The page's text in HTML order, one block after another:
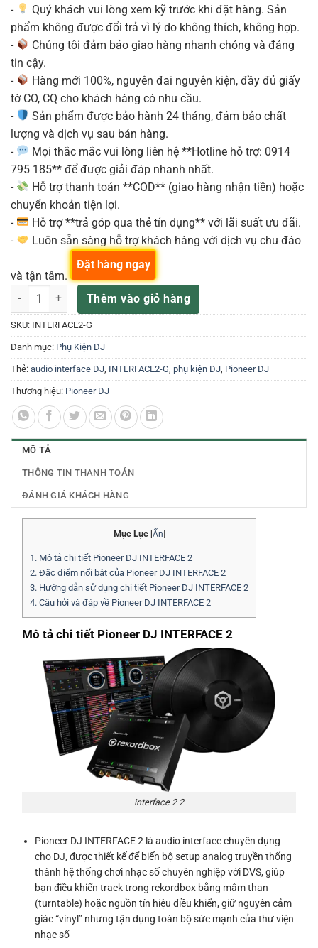
-
Quý khách vui lòng xem kỹ trước khi đặt hàng. Sản
phẩm không được đổi trả vì lý do không thích, không hợp.
-
Chúng tôi đảm bảo giao hàng nhanh chóng và đáng
tin cậy.
-
Hàng mới 100%, nguyên đai nguyên kiện, đầy đủ giấy
tờ CO, CQ cho khách hàng có nhu cầu.
-
Sản phẩm được bảo hành 24 tháng, đảm bảo chất
lượng và dịch vụ sau bán hàng.
-
Mọi thắc mắc vui lòng liên hệ **Hotline hỗ trợ: 0914
795 185** để được giải đáp nhanh nhất.
-
Hỗ trợ thanh toán **COD** (giao hàng nhận tiền) hoặc
chuyển khoản tiện lợi.
-
Hỗ trợ **trả góp qua thẻ tín dụng** với lãi suất ưu đãi.
-
Luôn sẵn sàng hỗ trợ khách hàng với dịch vụ chu đáo
và tận tâm.
INTERFACE 2 số lượngThêm vào giỏ hàng
Đặt hàng ngay
SKU: INTERFACE2-G
Danh mục: Phụ Kiện DJ
Thẻ: audio interface DJ INTERFACE2-G phụ kiện DJ Pioneer DJ
Thương hiệu: Pioneer DJ
MÔ TẢ
THÔNG TIN THANH TOÁN
ĐÁNH GIÁ KHÁCH HÀNG
Mục Lục [Ẩn]
1. Mô tả chi tiết Pioneer DJ INTERFACE 2
2. Đặc điểm nổi bật của Pioneer DJ INTERFACE 2
3. Hướng dẫn sử dụng chi tiết Pioneer DJ INTERFACE 2
4. Câu hỏi và đáp về Pioneer DJ INTERFACE 2
Mô tả chi tiết Pioneer DJ INTERFACE 2
interface 2 2
Pioneer DJ INTERFACE 2 là audio interface chuyên dụng
cho DJ, được thiết kế để biến bộ setup analog truyền thống
thành hệ thống chơi nhạc số chuyên nghiệp với DVS, giúp
bạn điều khiển track trong rekordbox bằng mâm than
(turntable) hoặc nguồn tín hiệu điều khiển, giữ nguyên cảm
giác “vinyl” nhưng tận dụng toàn bộ sức mạnh của thư viện
nhạc số